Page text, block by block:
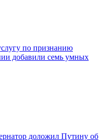
по признанию
добавили семь умных
доложил Путину об